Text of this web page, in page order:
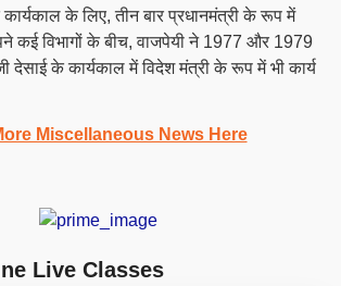
के लिए, तीन बार प्रधानमंत्री के रूप में
कई विभागों के बीच, वाजपेयी ने 1977 और 1979
देसाई के कार्यकाल में विदेश मंत्री के रूप में भी कार्य
Miscellaneous News Here
Live Classes